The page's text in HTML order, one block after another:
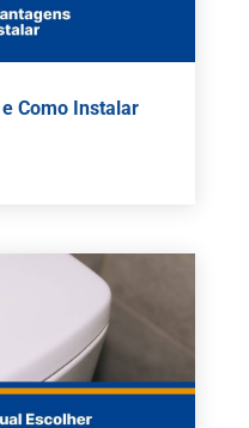
Como Instalar